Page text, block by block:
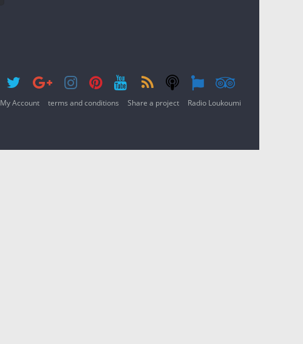
My Account terms and conditions Share a project Radio Loukoumi